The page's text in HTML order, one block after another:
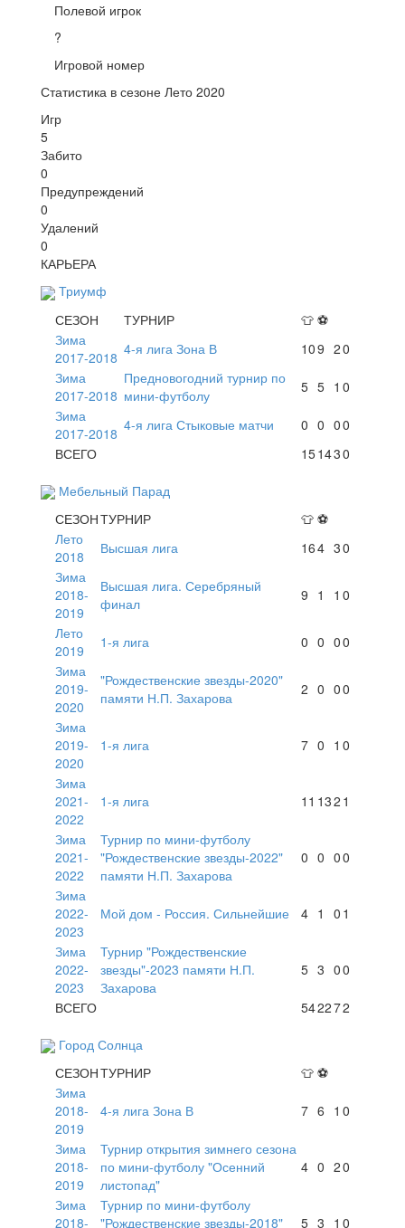
Полевой игрок
?
Игровой номер
Статистика в сезоне Лето 2020
Игр
5
Забито
0
Предупреждений
0
Удалений
0
КАРЬЕРА
Триумф
СЕЗОН
ТУРНИР 👕 ⚽
Зима
2017-2018 4-я лига Зона В 109 20
Зима
2017-2018
Предновогодний турнир по
мини-футболу
5 5 1 0
Зима
2017-2018 4-я лига Стыковые матчи 0 0 00
ВСЕГО
151430
Мебельный Парад
СЕЗОНТУРНИР 👕 ⚽
Лето
2018
Высшая лига 164 30
Зима
2018-
2019
Высшая лига. Серебряный
финал
9 1 1 0
Лето
2019
1-я лига 0 0 00
Зима
2019-
2020
"Рождественские звезды-2020"
памяти Н.П. Захарова
2 0 00
Зима
2019-
2020
1-я лига 7 0 1 0
Зима
2021-
2022
1-я лига 11 132 1
Зима
2021-
2022
Турнир по мини-футболу
"Рождественские звезды-2022"
памяти Н.П. Захарова
0 0 00
Зима
2022-
2023
Мой дом - Россия. Сильнейшие 4 1 0 1
Зима
2022-
2023
Турнир "Рождественские
звезды"-2023 памяти Н.П.
Захарова
5 3 00
ВСЕГО 542272
Город Солнца
СЕЗОНТУРНИР 👕 ⚽
Зима
2018-
2019
4-я лига Зона В 7 6 1 0
Зима
2018-
2019
Турнир открытия зимнего сезона
по мини-футболу "Осенний
листопад"
4 0 20
Зима
2018-
Турнир по мини-футболу
"Рождественские звезды-2018"
5 3 1 0